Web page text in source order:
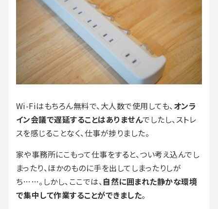
Wi-Fiはもちろん無料で、大人数で使用しても、オンラ
イン会議で遅延することはありませんでしたし、ストレ
スを感じることなく、仕事が捗りました。
家や事務所にこもって仕事をすると、つい考え込んでし
まったり、ほかのものに手を出してしまったりしが
ち……。しかし、ここでは、自然に囲まれた静かな環境
で集中して作業することができました。